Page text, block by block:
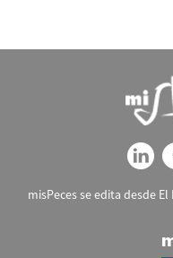
misPeces se edita desde